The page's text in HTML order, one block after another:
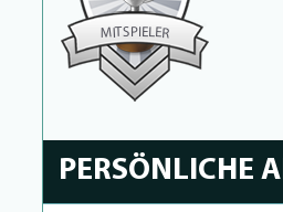
MIT SPIELER
PERSÖNLICHE